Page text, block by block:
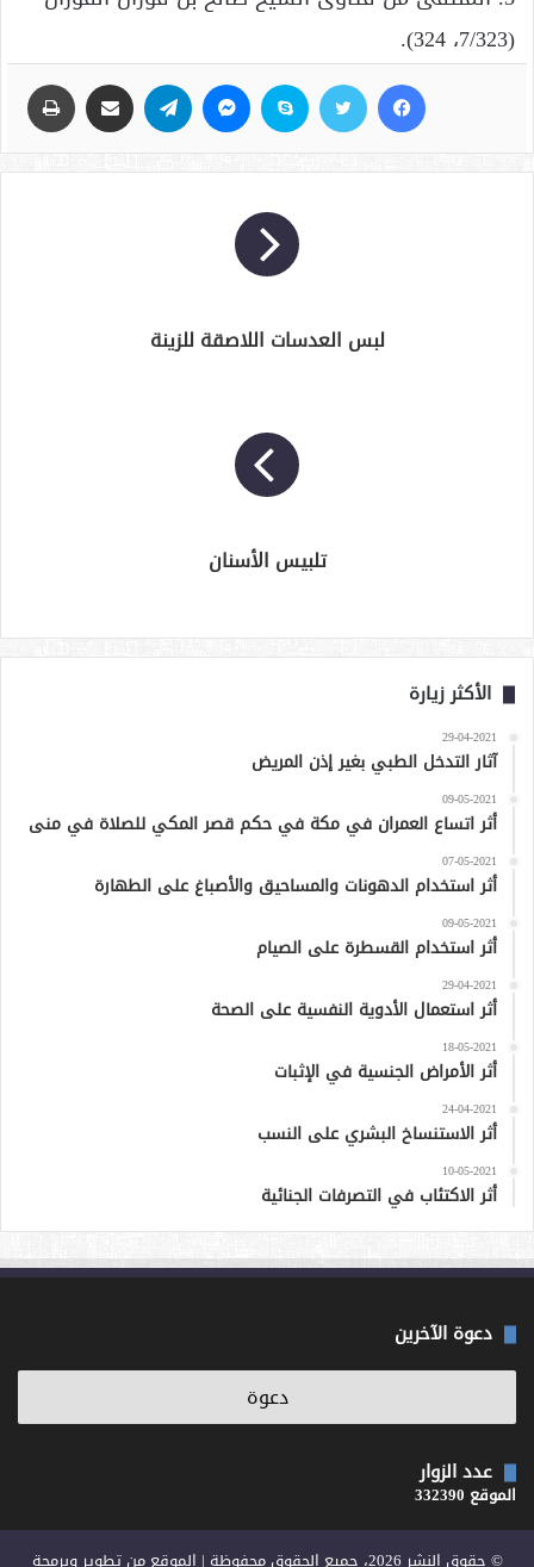
(7/323، 324).
لبس العدسات اللاصقة للزينة
تلبيس الأسنان
الأكثر زيارة
29-04-2021
آثار التدخل الطبي بغير إذن المريض
09-05-2021
أثر اتساع العمران في مكة في حكم قصر المكي للصلاة في منى
07-05-2021
أثر استخدام الدهونات والمساحيق والأصباغ على الطهارة
09-05-2021
أثر استخدام القسطرة على الصيام
29-04-2021
أثر استعمال الأدوية النفسية على الصحة
18-05-2021
أثر الأمراض الجنسية في الإثبات
24-04-2021
أثر الاستنساخ البشري على النسب
10-05-2021
أثر الاكتئاب في التصرفات الجنائية
دعوة الآخرين
عدد الزوار
الموقع 332390
© حقوق النشر 2026، جميع الحقوق محفوظة | الموقع من تطوير وبرمجة